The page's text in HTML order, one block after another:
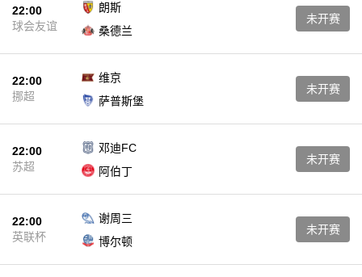
22:00
球会友谊
朗斯
桑德兰
未开赛
22:00
挪超
维京
萨普斯堡
未开赛
22:00
苏超
邓迪FC
阿伯丁
未开赛
22:00
英联杯
谢周三
博尔顿
未开赛